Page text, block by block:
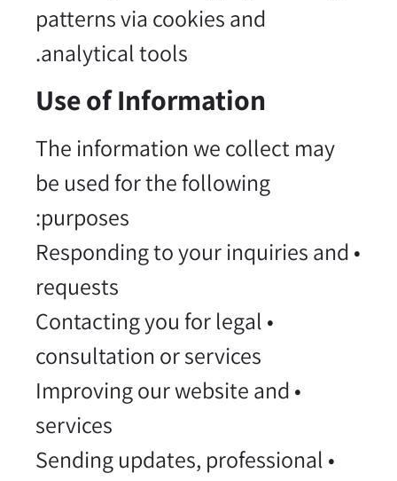
patterns via cookies and
analytical tools.
Use of Information
The information we collect may
be used for the following
purposes:
• Responding to your inquiries and
requests
• Contacting you for legal
consultation or services
• Improving our website and
services
• Sending updates, professional